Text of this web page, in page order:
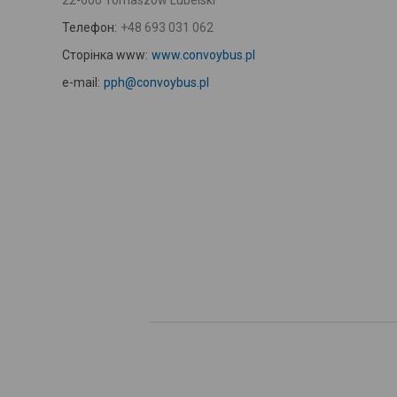
Телефон: +48 693 031 062
Сторінка www: www.convoybus.pl
e-mail: pph@convoybus.pl